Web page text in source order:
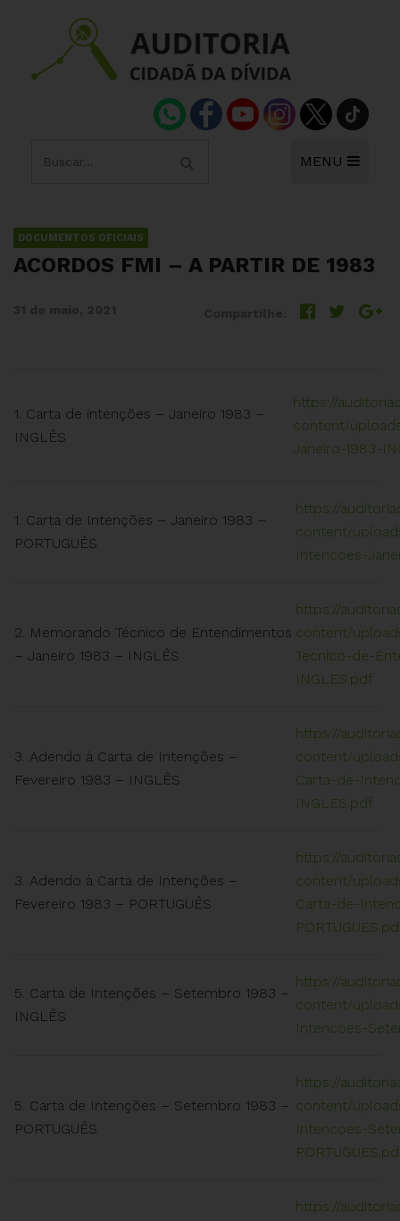
MENU
DOCUMENTOS OFICIAIS
ACORDOS FMI – A PARTIR DE 1983
1. Carta de intenções – Janeiro 1983 –
INGLÊS
https://
content/
Janeiro-1983-
1. Carta de Intenções – Janeiro 1983 –
PORTUGUÊS
https://
content/
Intencoes-
2. Memorando Técnico de Entendimentos
– Janeiro 1983 – INGLÊS
https://
content/
Tecnico-de-
INGLES.pdf
3. Adendo à Carta de Intenções –
Fevereiro 1983 – INGLÊS
https://
content/
Carta-de-
INGLES.pdf
3. Adendo à Carta de Intenções –
Fevereiro 1983 – PORTUGUÊS
https://
content/
Carta-de-
5. Carta de Intenções – Setembro 1983 –
INGLÊS
https://
content/
Intencoes-
5. Carta de Intenções – Setembro 1983 –
PORTUGUÊS
https://
content/
Intencoes-
https://